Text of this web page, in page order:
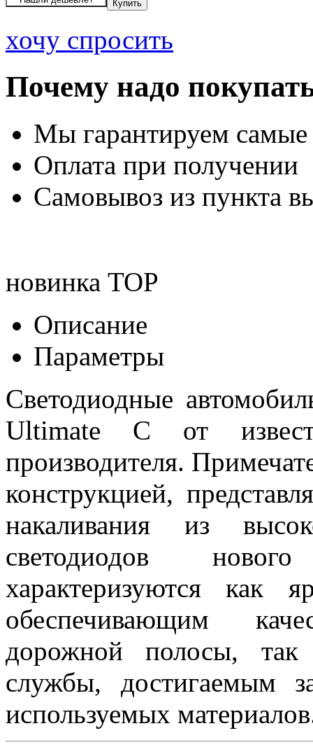
хочу спросить
Почему надо
Мы гарантируем
Оплата при получении
Самовывоз из пункта
новинка TOP
Описание
Параметры
Светодиодные
Ultimate C от
производителя.
конструкцией,
накаливания из
светодиодов
характеризуются
обеспечивающим
дорожной полосы,
службы, достигаемым
используемых